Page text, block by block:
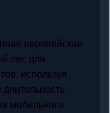
европейская
лес для
используя
мобильного